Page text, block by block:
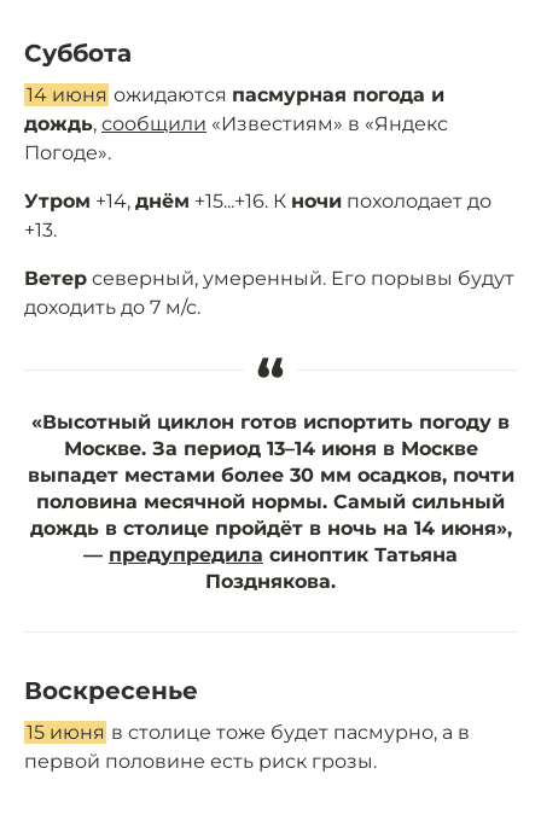
Суббота
14 июня ожидаются пасмурная погода и
дождь, сообщили «Известиям» в «Яндекс
Погоде».
Утром +14, днём +15...+16. К ночи похолодает до
+13.
Ветер северный, умеренный. Его порывы будут
доходить до 7 м/с.
“
«Высотный циклон готов испортить погоду в
Москве. За период 13–14 июня в Москве
выпадет местами более 30 мм осадков, почти
половина месячной нормы. Самый сильный
дождь в столице пройдёт в ночь на 14 июня»,
— предупредила синоптик Татьяна
Позднякова.
Воскресенье
15 июня в столице тоже будет пасмурно, а в
первой половине есть риск грозы.